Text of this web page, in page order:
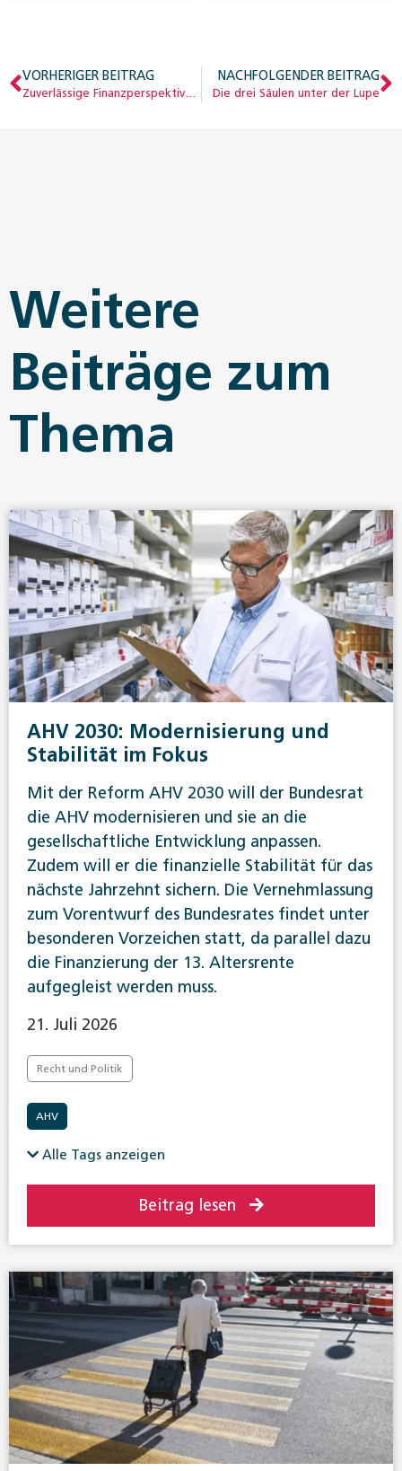
VORHERIGER BEITRAG
Zuverlässige Finanzperspektiven für die AHV
NACHFOLGENDER BEITRAG
Die drei Säulen unter der Lupe
Weitere
Beiträge zum
Thema
AHV 2030: Modernisierung und
Stabilität im Fokus
Mit der Reform AHV 2030 will der Bundesrat
die AHV modernisieren und sie an die
gesellschaftliche Entwicklung anpassen.
Zudem will er die finanzielle Stabilität für das
nächste Jahrzehnt sichern. Die Vernehmlassung
zum Vorentwurf des Bundesrates findet unter
besonderen Vorzeichen statt, da parallel dazu
die Finanzierung der 13. Altersrente
aufgegleist werden muss.
21. Juli 2026
Recht und Politik
AHV
Alle Tags anzeigen
Beitrag lesen